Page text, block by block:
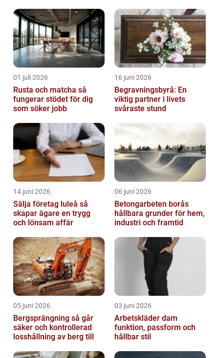
01 juli 2026
Rusta och matcha så
fungerar stödet för dig
som söker jobb
16 juni 2026
Begravningsbyrå: En
viktig partner i livets
svåraste stund
14 juni 2026
Sälja företag luleå så
skapar ägare en trygg
och lönsam affär
06 juni 2026
Betongarbeten borås
hållbara grunder för hem,
industri och framtid
05 juni 2026
Bergsprängning så går
säker och kontrollerad
losshållning av berg till
03 juni 2026
Arbetskläder dam
funktion, passform och
hållbar stil